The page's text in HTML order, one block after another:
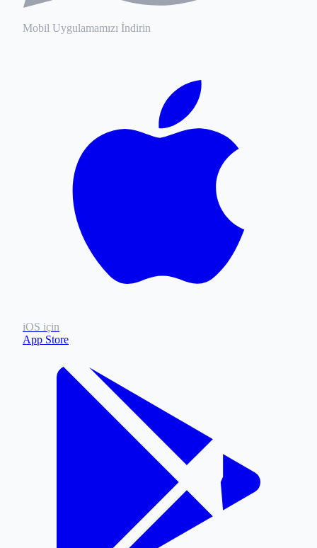
Mobil Uygulamamızı İndirin
iOS için
App Store